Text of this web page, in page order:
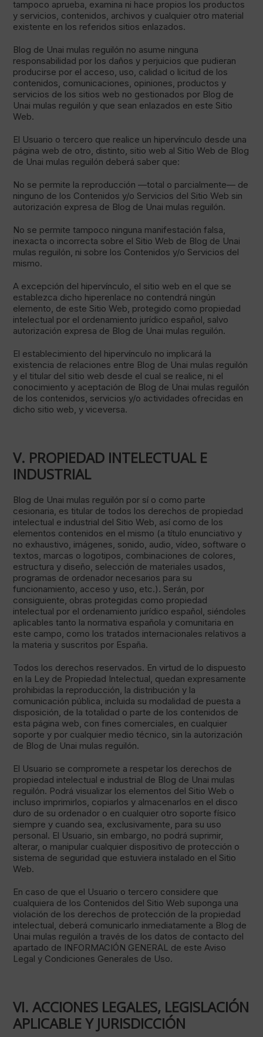
tampoco aprueba, examina ni hace propios los productos
y servicios, contenidos, archivos y cualquier otro material
existente en los referidos sitios enlazados.
Blog de Unai mulas reguilón no asume ninguna
responsabilidad por los daños y perjuicios que pudieran
producirse por el acceso, uso, calidad o licitud de los
contenidos, comunicaciones, opiniones, productos y
servicios de los sitios web no gestionados por Blog de
Unai mulas reguilón y que sean enlazados en este Sitio
Web.
El Usuario o tercero que realice un hipervínculo desde una
página web de otro, distinto, sitio web al Sitio Web de Blog
de Unai mulas reguilón deberá saber que:
No se permite la reproducción —total o parcialmente— de
ninguno de los Contenidos y/o Servicios del Sitio Web sin
autorización expresa de Blog de Unai mulas reguilón.
No se permite tampoco ninguna manifestación falsa,
inexacta o incorrecta sobre el Sitio Web de Blog de Unai
mulas reguilón, ni sobre los Contenidos y/o Servicios del
mismo.
A excepción del hipervínculo, el sitio web en el que se
establezca dicho hiperenlace no contendrá ningún
elemento, de este Sitio Web, protegido como propiedad
intelectual por el ordenamiento jurídico español, salvo
autorización expresa de Blog de Unai mulas reguilón.
El establecimiento del hipervínculo no implicará la
existencia de relaciones entre Blog de Unai mulas reguilón
y el titular del sitio web desde el cual se realice, ni el
conocimiento y aceptación de Blog de Unai mulas reguilón
de los contenidos, servicios y/o actividades ofrecidas en
dicho sitio web, y viceversa.
V. PROPIEDAD INTELECTUAL E
INDUSTRIAL
Blog de Unai mulas reguilón por sí o como parte
cesionaria, es titular de todos los derechos de propiedad
intelectual e industrial del Sitio Web, así como de los
elementos contenidos en el mismo (a título enunciativo y
no exhaustivo, imágenes, sonido, audio, vídeo, software o
textos, marcas o logotipos, combinaciones de colores,
estructura y diseño, selección de materiales usados,
programas de ordenador necesarios para su
funcionamiento, acceso y uso, etc.). Serán, por
consiguiente, obras protegidas como propiedad
intelectual por el ordenamiento jurídico español, siéndoles
aplicables tanto la normativa española y comunitaria en
este campo, como los tratados internacionales relativos a
la materia y suscritos por España.
Todos los derechos reservados. En virtud de lo dispuesto
en la Ley de Propiedad Intelectual, quedan expresamente
prohibidas la reproducción, la distribución y la
comunicación pública, incluida su modalidad de puesta a
disposición, de la totalidad o parte de los contenidos de
esta página web, con fines comerciales, en cualquier
soporte y por cualquier medio técnico, sin la autorización
de Blog de Unai mulas reguilón.
El Usuario se compromete a respetar los derechos de
propiedad intelectual e industrial de Blog de Unai mulas
reguilón. Podrá visualizar los elementos del Sitio Web o
incluso imprimirlos, copiarlos y almacenarlos en el disco
duro de su ordenador o en cualquier otro soporte físico
siempre y cuando sea, exclusivamente, para su uso
personal. El Usuario, sin embargo, no podrá suprimir,
alterar, o manipular cualquier dispositivo de protección o
sistema de seguridad que estuviera instalado en el Sitio
Web.
En caso de que el Usuario o tercero considere que
cualquiera de los Contenidos del Sitio Web suponga una
violación de los derechos de protección de la propiedad
intelectual, deberá comunicarlo inmediatamente a Blog de
Unai mulas reguilón a través de los datos de contacto del
apartado de INFORMACIÓN GENERAL de este Aviso
Legal y Condiciones Generales de Uso.
VI. ACCIONES LEGALES, LEGISLACIÓN
APLICABLE Y JURISDICCIÓN